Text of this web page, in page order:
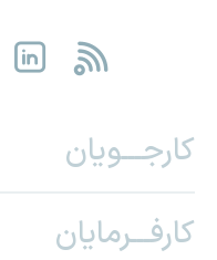
کارجـــویان
کارفـــرمایان